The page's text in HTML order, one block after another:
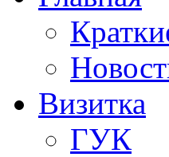
Визитка
ГУК